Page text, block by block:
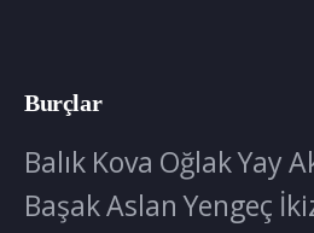
Burçlar
Balık Kova OğlakYay
BaşakAslan Yengeç